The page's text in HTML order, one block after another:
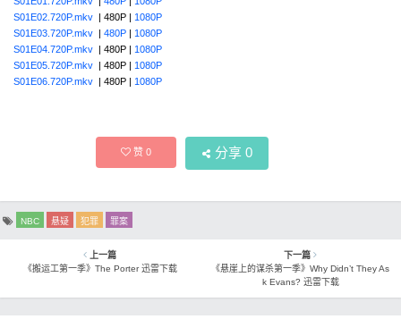
S01E02.720P.mkv | 480P | 1080P
S01E03.720P.mkv | 480P | 1080P
S01E04.720P.mkv | 480P | 1080P
S01E05.720P.mkv | 480P | 1080P
S01E06.720P.mkv | 480P | 1080P
赞0 分享 0
NBC 悬疑 犯罪 罪案
上一篇
《搬运工第一季》The Porter 迅雷下载
下一篇
《悬崖上的谋杀第一季》Why Didn’t They As
k Evans? 迅雷下载